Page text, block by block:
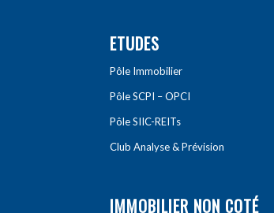
ETUDES
Pôle Immobilier
Pôle SCPI – OPCI
Pôle SIIC-REITs
Club Analyse & Prévision
IMMOBILIER NON COTÉ